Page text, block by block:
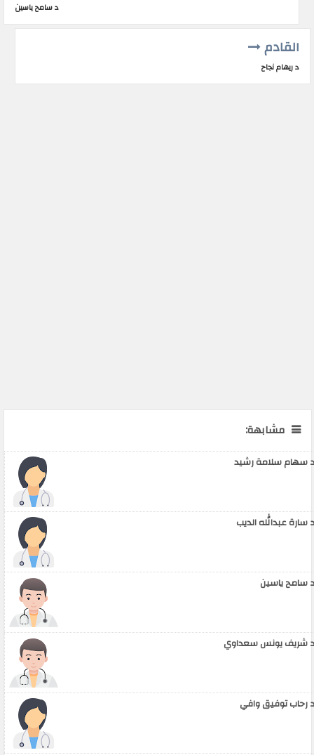
د سامح ياسين
القادم
د ريهام نجاح
مشابهة:
سهام سلامة رشيد
سارة عبدالله الديب
سامح ياسين
شريف يونس سعداوي
رحاب توفيق وافي